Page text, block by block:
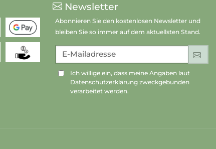
Newsletter
Abonnieren Sie den kostenlosen Newsletter und
bleiben Sie so immer auf dem aktuellsten Stand.
E-Mailadresse
Ich willige ein, dass meine Angaben laut
Datenschutzerklärung zweckgebunden
verarbeitet werden.